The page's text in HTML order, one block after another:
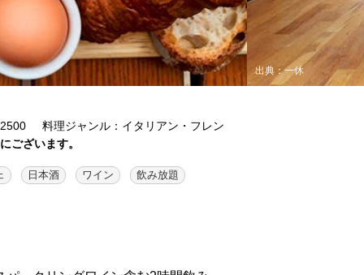
出典：一休
料理ジャンル：イタリアン・フレン
ございます。
日本酒 ワイン 飲み放題